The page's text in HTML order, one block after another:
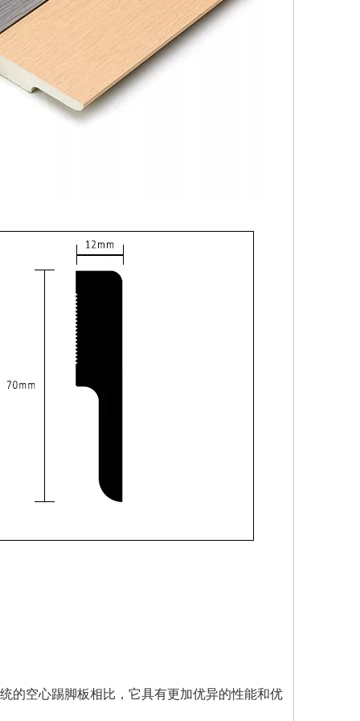
的空心踢脚板相比，它具有更加优异的性能和优